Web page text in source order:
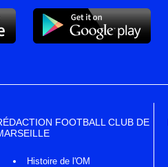
FOOTBALL CLUB DE
Histoire de l'OM